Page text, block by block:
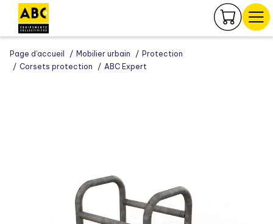
Page d’accueil Mobilier urbain
Protection
Corsets protection
ABC Expert
Panneau de gestion des cookies